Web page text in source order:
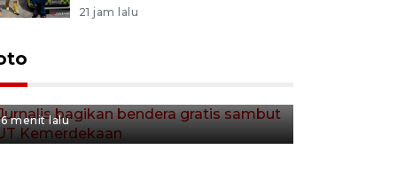
21 jam lalu
Jurnalis bagikan bendera
gratis sambut HUT
6 menit lalu